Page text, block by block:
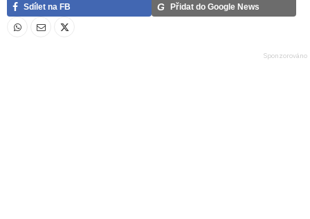
Sdílet na FB
G Přidat do Google News